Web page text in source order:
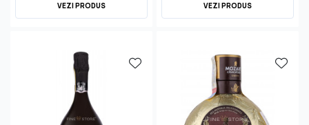
VEZI PRODUS VEZI PRODUS